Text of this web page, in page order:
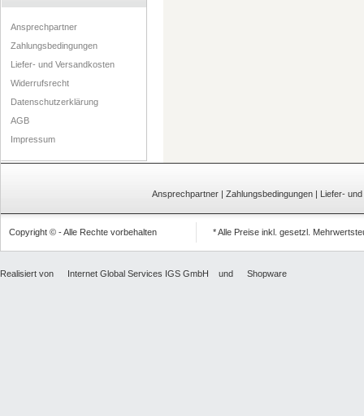
Ansprechpartner
Zahlungsbedingungen
Liefer- und Versandkosten
Widerrufsrecht
Datenschutzerklärung
AGB
Impressum
Ansprechpartner | Zahlungsbedingungen | Liefer-
Copyright © - Alle Rechte vorbehalten * Alle Preise inkl. gesetzl.
Realisiert von Internet Global Services IGS GmbH und Shopware